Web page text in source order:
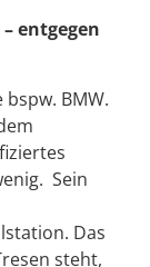
entgegen
BMW.
Sein
Das
steht,